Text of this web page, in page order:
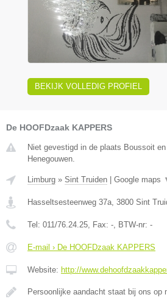
BEKIJK VOLLEDIG PROFIEL
De HOOFDzaak KAPPERS
Niet gevestigd in de plaats Boussoit
Henegouwen.
Limburg » Sint Truiden Google maps
Hasseltsesteenweg 37a, 3800 Sint
Tel: 011/76.24.25, Fax: -, BTW-nr: -
E-mail › De HOOFDzaak KAPPERS
Website: http://
Persoonlijke aandacht staat bij ons op